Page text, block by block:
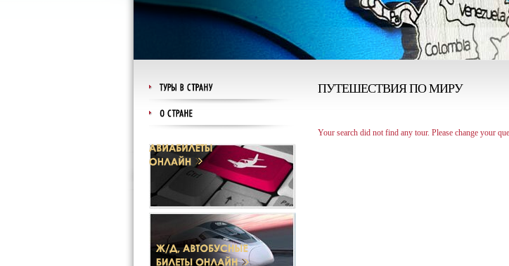
ПУТЕШЕСТВИЯ ПО МИРУ
Your search did not find any tour. Please change your